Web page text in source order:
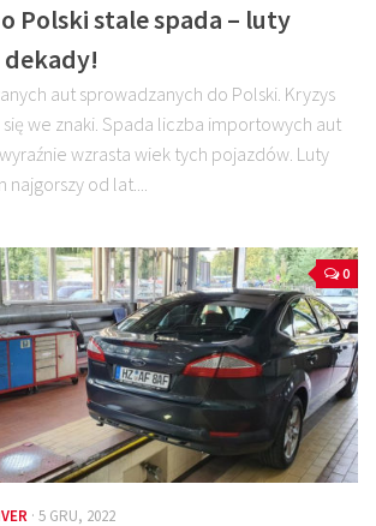
Polski stale spada – luty
dekady!
aut sprowadzanych do Polski. Kryzys
we znaki. Spada liczba importowych aut
wzrasta wiek tych pojazdów. Luty
od lat....
0
· 5 GRU, 2022